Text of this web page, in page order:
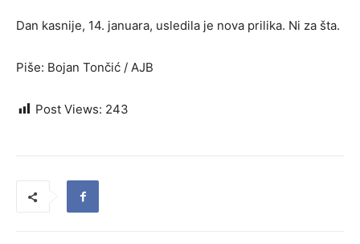
Dan kasnije, 14. januara, usledila je nova prilika. Ni za šta.
Piše: Bojan Tončić / AJB
Post Views: 243